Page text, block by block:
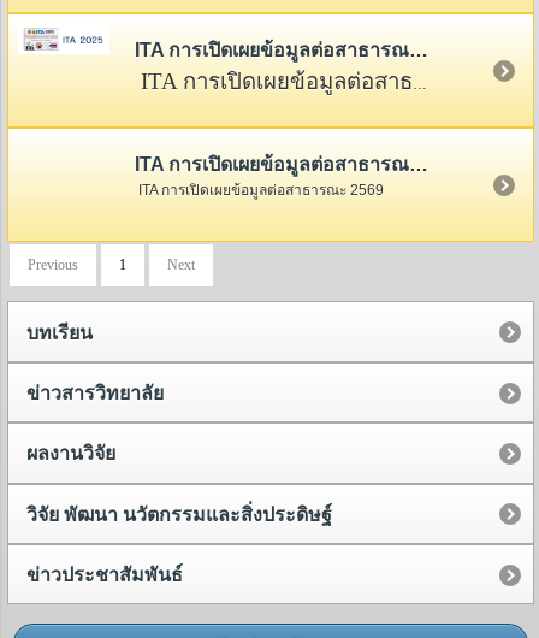
ITA การเปิดเผยข้อมูลต่อสาธารณะ 2568
ITA การเปิดเผยข้อมูลต่อสาธารณะ 2569
ITA การเปิดเผยข้อมูลต่อสาธารณะ 2569
Previous 1 Next
บทเรียน
ข่าวสารวิทยาลัย
ผลงานวิจัย
วิจัย พัฒนา นวัตกรรมและสิ่งประดิษฐ์
ข่าวประชาสัมพันธ์